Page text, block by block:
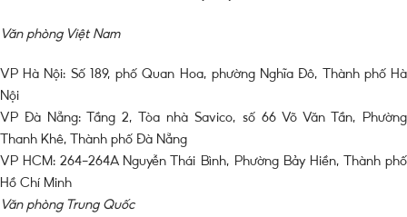
Văn phòng Việt Nam
VP Hà Nội: Số 189, phố Quan Hoa, phường Nghĩa Đô, Thành phố Hà
Nội
VP Đà Nẵng: Tầng 2, Tòa nhà Savico, số 66 Võ Văn Tần, Phường
Thanh Khê, Thành phố Đà Nẵng
VP HCM: 264-264A Nguyễn Thái Bình, Phường Bảy Hiền, Thành phố
Hồ Chí Minh
Văn phòng Trung Quốc